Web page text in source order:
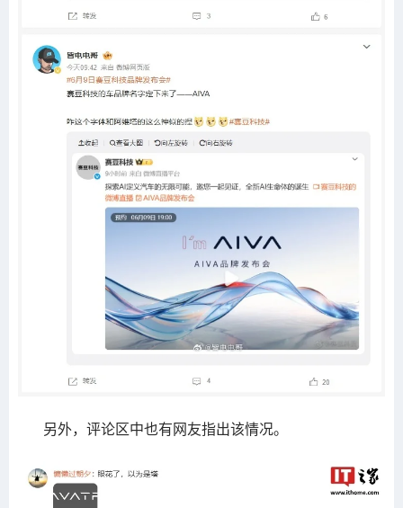
另外，评论区中也有网友指出该情况。